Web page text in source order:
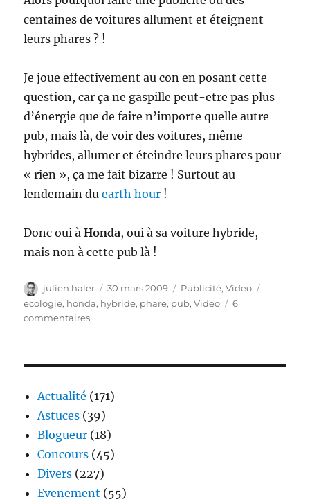
centaines de voitures allument et éteignent
leurs phares ? !
Je joue effectivement au con en posant cette
question, car ça ne gaspille peut-etre pas plus
d’énergie que de faire n’importe quelle autre
pub, mais là, de voir des voitures, même
hybrides, allumer et éteindre leurs phares pour
« rien », ça me fait bizarre ! Surtout au
lendemain duearth hour !
Donc oui àHonda, oui à sa voiture hybride,
mais non à cette pub là !
Auteur
julien haler
Publié
le
30 mars 2009 Catégories
Publicité,Video
ecologie, honda, hybride, phare, pub,Video
6
commentairessur
Art
non
écologique
Actualité (171)
Astuces (39)
Blogueur (18)
Concours (45)
Divers (227)
Evenement (55)